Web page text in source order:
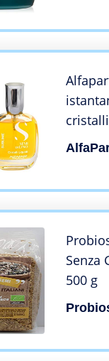
Senza
500 g